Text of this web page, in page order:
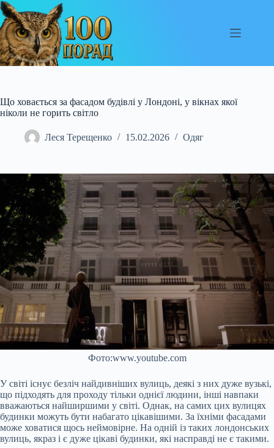
Перейти
до
вмісту
Що ховається за фасадом будівлі у Лондоні, у вікнах якої
ніколи не горить світло
Леся Терещенко 15.02.2026 Одяг
Фото:www.youtube.com
У світі існує безліч найдивніших вулиць, деякі з них дуже вузькі,
що підходять для проходу тільки однієї людини, інші навпаки
вважаються найширшими у світі. Однак, на самих цих вулицях
будинки можуть бути набагато цікавішими. За їхніми фасадами
може ховатися щось неймовірне. На одній із таких лондонських
вулиць, якраз і є дуже цікаві будинки, які насправді не є такими.